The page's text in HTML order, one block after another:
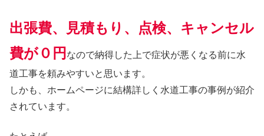
出張費、見積もり、点検、キャンセル
費が０円 なので納得した上で症状が悪くなる前に水
道工事を頼みやすいと思います。
しかも、ホームページに結構詳しく水道工事の事例が紹介
されています。